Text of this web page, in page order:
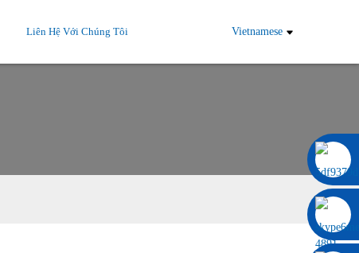
Liên Hệ Với Chúng Tôi Vietnamese